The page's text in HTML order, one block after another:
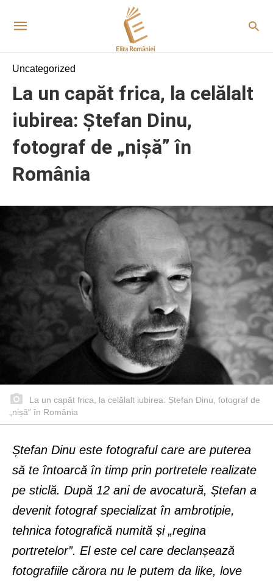
Uncategorized
La un capăt frica, la celălalt
iubirea: Ștefan Dinu,
fotograf de „nișă” în
România
La un capăt frica, la celălalt iubirea: Ștefan Dinu, fotograf de
„nișă” în România
Ștefan Dinu este fotograful care are puterea
să te întoarcă în timp prin portretele realizate
pe sticlă. După 12 ani de avocatură, Ștefan a
devenit fotograf specializat în ambrotipie,
tehnica fotografică numită și „regina
portretelor”. El este cel care declanșează
fotografiile cărora nu le putem da like, love